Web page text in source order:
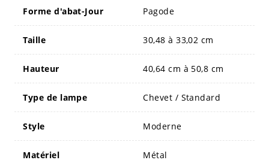
Forme d'abat-Jour Pagode
Taille 30,48 à 33,02 cm
Hauteur 40,64 cm à 50,8 cm
Type de lampe Chevet / Standard
Style Moderne
Matériel Métal